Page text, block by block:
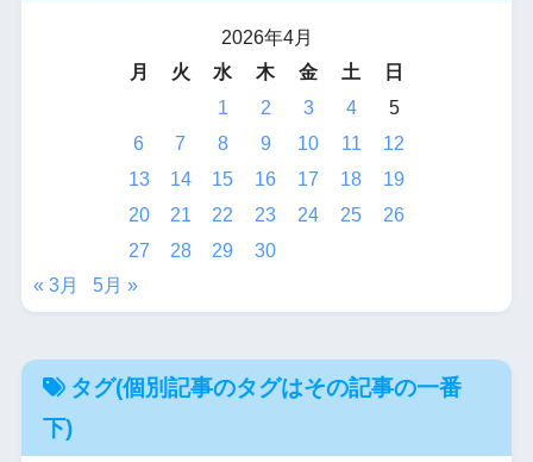
2026年4月
月
火 水 木 金 土
日
1
2 3 4
5
6
7 8 9 10 11
12
13
14 15 16 17 18
19
20
21 22 23 24 25
26
27
28 29
30
« 3月
5月 »
タグ(個別記事のタグはその記事の一番
下)